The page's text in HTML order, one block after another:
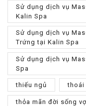
Sử dụng dịch vụ
Kalin Spa
Sử dụng dịch vụ
Trứng tại Kalin Spa
Sử dụng dịch vụ
Spa
thiếu ngủ thoái
thỏa mãn đời sống